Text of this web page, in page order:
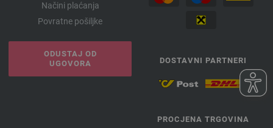
Načini plaćanja
Povratne pošiljke
ODUSTAJ OD
UGOVORA
DOSTAVNI PARTNERI
PROCJENA TRGOVINA